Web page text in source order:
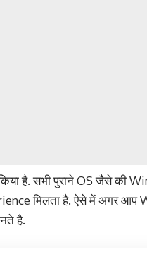
है. सभी पुराने OS जैसे की
मिलता है. ऐसे में अगर
है.